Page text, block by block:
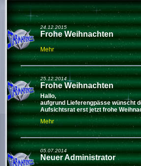
24.12.2015
Frohe Weihnachten
Mehr
25.12.2014
Frohe Weihnachten
Hallo,
aufgrund Lieferengpässe wünscht
Aufsichtsrat erst jetzt frohe
Mehr
05.07.2014
Neuer Administrator